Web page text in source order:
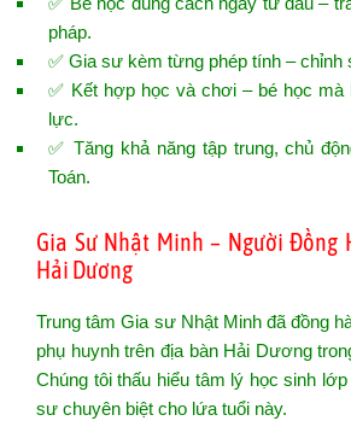
pháp.
✅ Gia sư kèm từng phép tính – chỉnh
✅ Kết hợp học và chơi – bé học mà
lực.
✅ Tăng khả năng tập trung, chủ
Toán.
Gia Sư Nhật Minh – Người Đồng
Hải Dương
Trung tâm Gia sư Nhật Minh đã đồng
phụ huynh trên địa bàn Hải Dương
Chúng tôi thấu hiểu tâm lý học sinh
sư chuyên biệt cho lứa tuổi này.